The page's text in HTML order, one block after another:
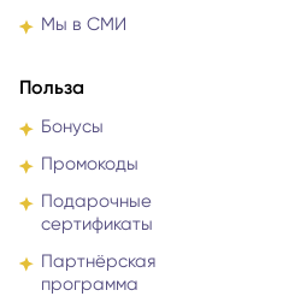
Мы в СМИ
Польза
Бонусы
Промокоды
Подарочные
сертификаты
Партнёрская
программа